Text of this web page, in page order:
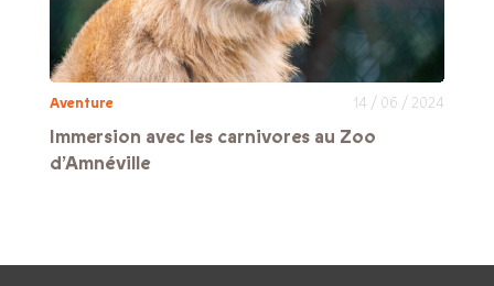
Aventure 14 / 06 / 2024
Immersion avec les carnivores au Zoo
d’Amnéville